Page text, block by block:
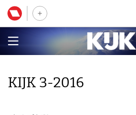
KIJK 3-2016